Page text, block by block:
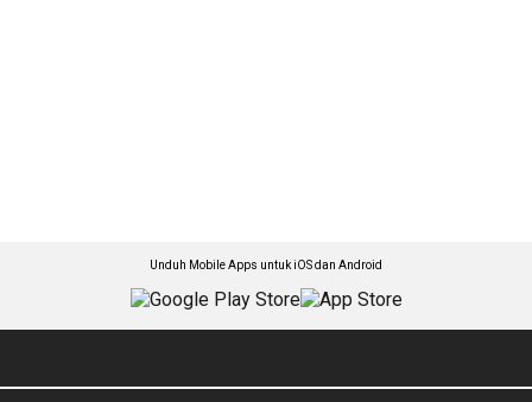
Unduh Mobile Apps untuk iOS dan Android